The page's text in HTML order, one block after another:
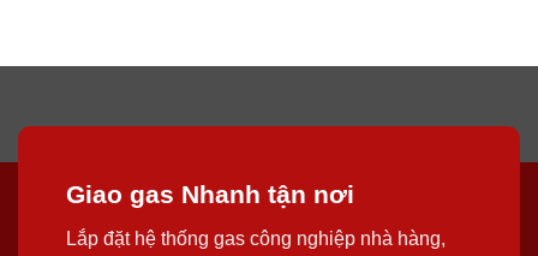
Giao gas Nhanh tận nơi
Lắp đặt hệ thống gas công nghiệp nhà hàng,